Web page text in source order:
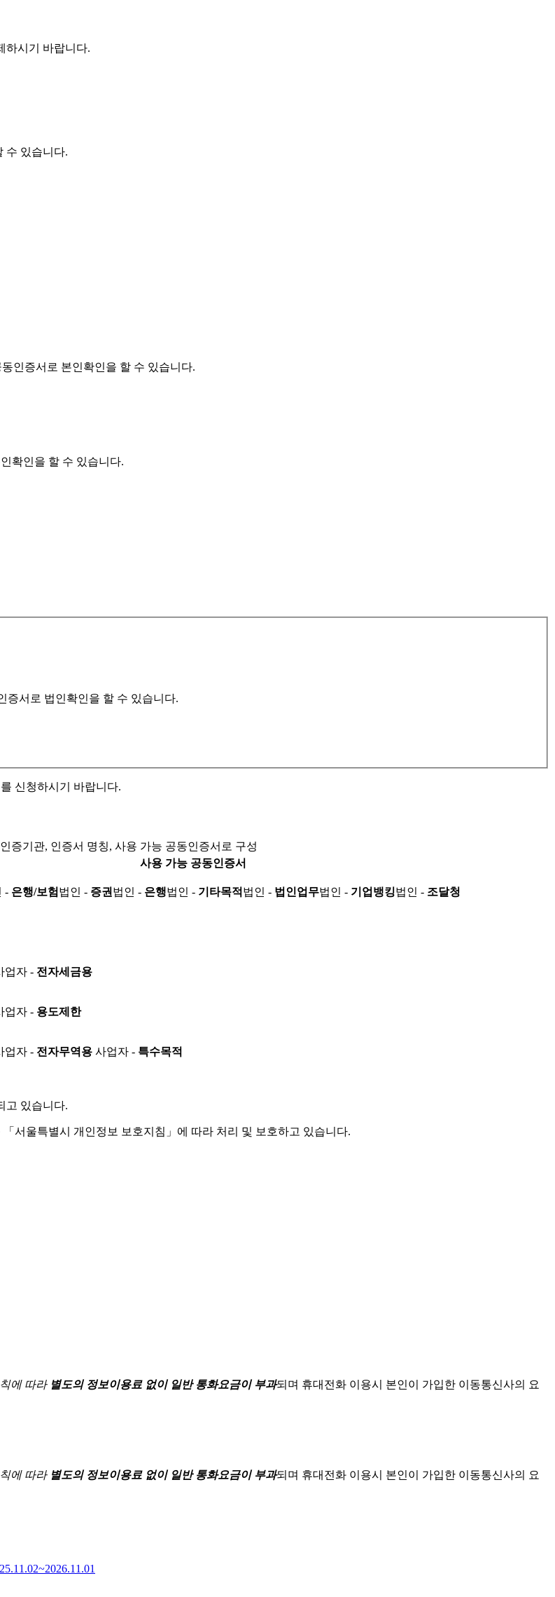
하시기 바랍니다.
수 있습니다.
인증서로 본인확인을 할 수 있습니다.
확인을 할 수 있습니다.
증서로 법인확인을 할 수 있습니다.
신청하시기 바랍니다.
증기관, 인증서 명칭, 사용 가능 공동인증서로 구성
사용 가능 공동인증서
- 은행/보험 법인 - 증권 법인 - 은행법인 - 기타목적 법인 - 법인업무법인 - 기업뱅킹법인 - 조달청
업자 - 전자세금용
업자 - 용도제한
업자 - 전자무역용 사업자 - 특수목적
고 있습니다.
서울특별시 개인정보 보호지침」에 따라 처리 및 보호하고 있습니다.
에 따라 별도의 정보이용료 없이 일반 통화요금이 부과되며 휴대전화 이용시 본인이 가입한 이동통신사의 요
에 따라 별도의 정보이용료 없이 일반 통화요금이 부과되며 휴대전화 이용시 본인이 가입한 이동통신사의 요